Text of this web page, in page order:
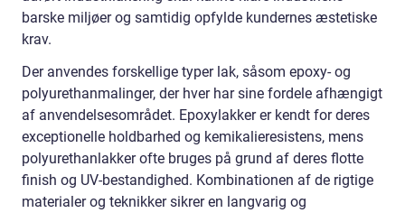
barske miljøer og samtidig opfylde kundernes æstetiske
krav.
Der anvendes forskellige typer lak, såsom epoxy- og
polyurethanmalinger, der hver har sine fordele afhængigt
af anvendelsesområdet. Epoxylakker er kendt for deres
exceptionelle holdbarhed og kemikalieresistens, mens
polyurethanlakker ofte bruges på grund af deres flotte
finish og UV-bestandighed. Kombinationen af de rigtige
materialer og teknikker sikrer en langvarig og